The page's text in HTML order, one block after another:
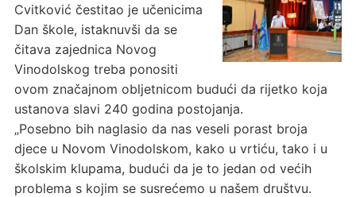
Cvitković čestitao je učenicima
Dan škole, istaknuvši da se
čitava zajednica Novog
Vinodolskog treba ponositi
ovom značajnom obljetnicom budući da rijetko koja
ustanova slavi 240 godina postojanja.
„Posebno bih naglasio da nas veseli porast broja
djece u Novom Vinodolskom, kako u vrtiću, tako i u
školskim klupama, budući da je to jedan od većih
problema s kojim se susrećemo u našem društvu.